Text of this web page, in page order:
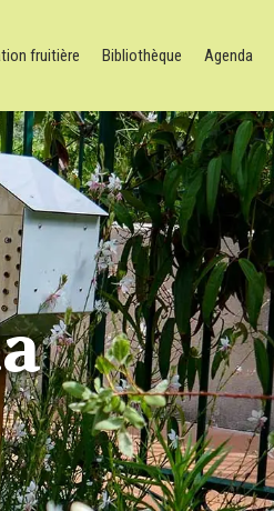
fruitière Bibliothèque Agenda